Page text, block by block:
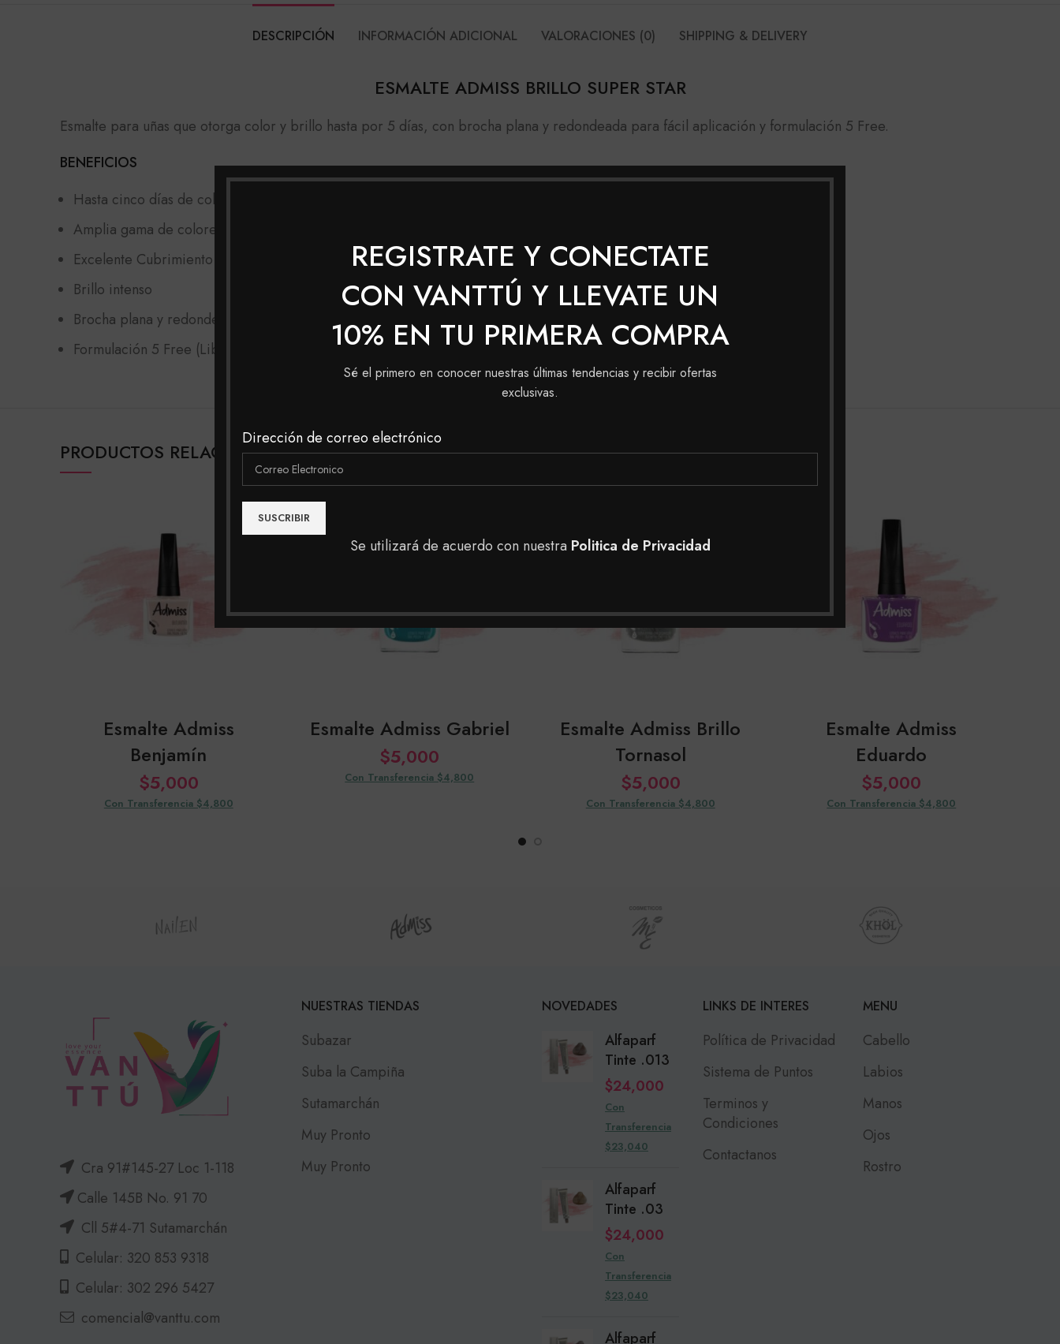
REGISTRATE Y CONECTATE
CON VANTTÚ Y LLEVATE UN
10% EN TU PRIMERA COMPRA
Sé el primero en conocer nuestras últimas tendencias y recibir ofertas
exclusivas.
Dirección de correo electrónico
Se utilizará de acuerdo con nuestra Politica de Privacidad
DESCRIPCIÓN INFORMACIÓN ADICIONAL VALORACIONES (0) SHIPPING & DELIVERY
ESMALTE ADMISS BRILLO SUPER STAR
Esmalte para uñas que otorga color y brillo hasta por 5 días, con brocha plana y redondeada para fácil aplicación y formulación 5 Free.
BENEFICIOS
Hasta cinco días de color y brillo
Amplia gama de colores con texturas y acabados
Excelente Cubrimiento
Brillo intenso
Brocha plana y redondeada para fácil aplicación
Formulación 5 Free (Libre de Tolueno, Formaldehído, Resina de Formaldehido, Dibutil Ftalato y Alcanfor)
PRODUCTOS RELACIONADOS
Esmalte Admiss
Benjamín
$5,000
Con Transferencia $4,800
Esmalte Admiss Gabriel
$5,000
Con Transferencia $4,800
Esmalte Admiss Brillo
Tornasol
$5,000
Con Transferencia $4,800
Esmalte Admiss
Eduardo
$5,000
Con Transferencia $4,800
Cra 91#145-27 Loc 1-118
Calle 145B No. 91 70
Cll 5#4-71 Sutamarchán
Celular: 320 853 9318
Celular: 302 296 5427
comencial@vanttu.com
NUESTRAS TIENDAS
Subazar
Suba la Campiña
Sutamarchán
Muy Pronto
Muy Pronto
NOVEDADES
Alfaparf
Tinte .013
$24,000
Con
Transferencia
$23,040
Alfaparf
Tinte .03
$24,000
Con
Transferencia
$23,040
Alfaparf
LINKS DE INTERES
Política de Privacidad
Sistema de Puntos
Terminos y
Condiciones
Contactanos
MENU
Cabello
Labios
Manos
Ojos
Rostro